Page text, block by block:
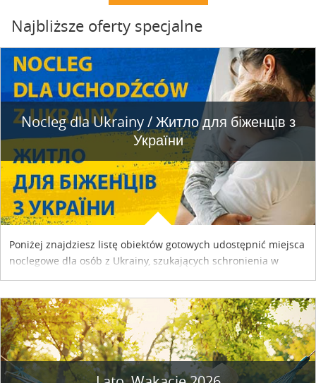
Najbliższe oferty specjalne
Nocleg dla Ukrainy / Житло для бiженцiв з
України
Poniżej znajdziesz listę obiektów gotowych udostępnić miejsca
noclegowe dla osób z Ukrainy, szukających schronienia w